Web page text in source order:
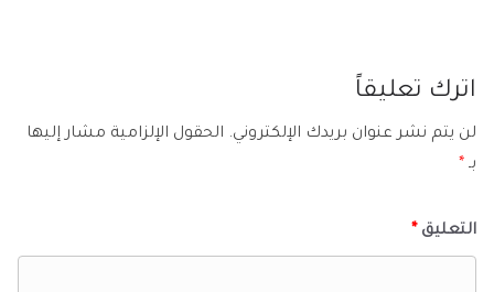
اترك تعليقاً
لن يتم نشر عنوان بريدك الإلكتروني. الحقول الإلزامية مشار إليها
بـ *
التعليق *